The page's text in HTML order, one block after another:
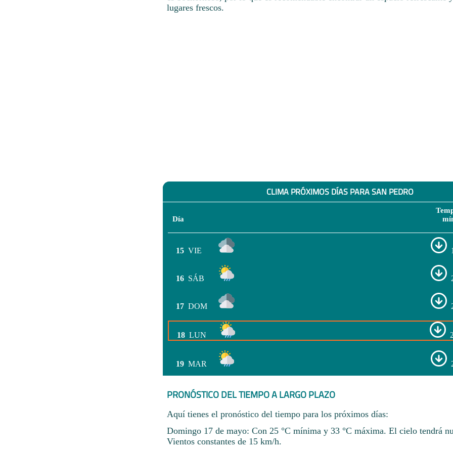
lugares frescos.
CLIMA PRÓXIMOS DÍAS PARA SAN PEDRO
Día
15 VIE
16 SÁB
17 DOM
18 LUN
19 MAR
PRONÓSTICO DEL TIEMPO A LARGO PLAZO
Aquí tienes el pronóstico del tiempo para los próximos días:
Domingo 17 de mayo: Con 25 °C mínima y 33 °C máxima. El cielo tendrá
Vientos constantes de 15 km/h.